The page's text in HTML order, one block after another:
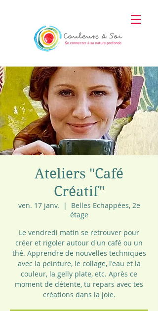
Ateliers "Café
Créatif"
ven. 17 janv.
  |
Belles Echappées, 2e
étage
Le vendredi matin se retrouver pour
créer et rigoler autour d'un café ou un
thé. Apprendre de nouvelles techniques
avec la peinture, le collage, l'eau et la
couleur, la gelly plate, etc. Après ce
moment de détente, tu repars avec tes